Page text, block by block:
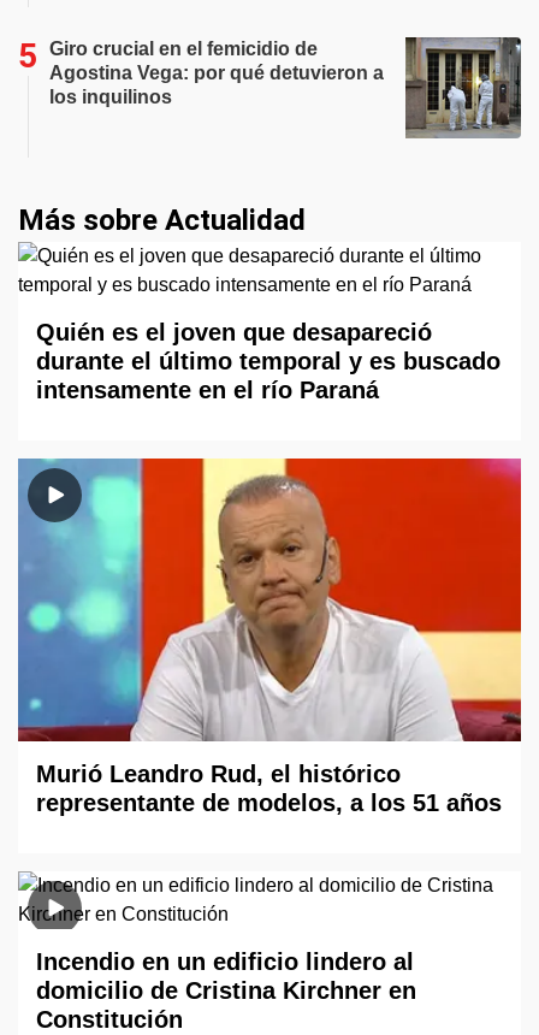
Giro crucial en el femicidio de
Agostina Vega: por qué detuvieron a
los inquilinos
Más sobre Actualidad
Quién es el joven que desapareció
durante el último temporal y es buscado
intensamente en el río Paraná
Murió Leandro Rud, el histórico
representante de modelos, a los 51 años
Incendio en un edificio lindero al
domicilio de Cristina Kirchner en
Constitución